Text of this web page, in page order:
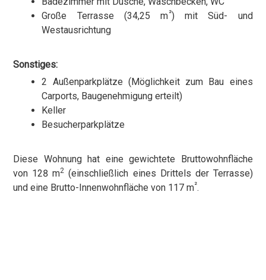
Große Terrasse (34,25 m²) mit Süd- und
Westausrichtung
Sonstiges:
2 Außenparkplätze (Möglichkeit zum Bau eines
Carports, Baugenehmigung erteilt)
Keller
Besucherparkplätze
Diese Wohnung hat eine gewichtete Bruttowohnfläche
von 128 m2 (einschließlich eines Drittels der Terrasse)
und eine Brutto-Innenwohnfläche von 117 m².